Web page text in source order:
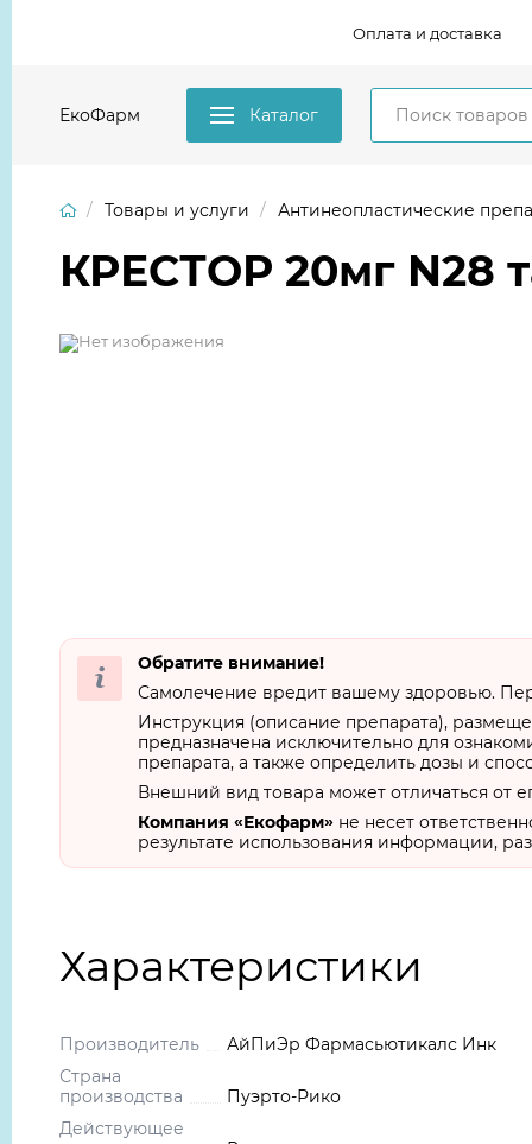
Оплата и доставка
ЕкоФарм Каталог
Товары и услуги Антинеопластические
КРЕСТОР 20мг N28
Обратите внимание!
Самолечение вредит вашему здоровью.
Инструкция (описание препарата),
предназначена исключительно для
препарата, а также определить дозы и
Внешний вид товара может отличаться от
Компания «Екофарм» не несет
результате использования информации,
Характеристики
Производитель
АйПиЭр Фармасьютикалс Инк
Страна
производства
Пуэрто-Рико
Действующее